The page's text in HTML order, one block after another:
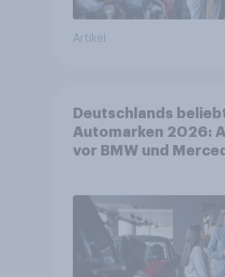
Artikel
Deutschlands
Automarken 2026:
vor BMW und